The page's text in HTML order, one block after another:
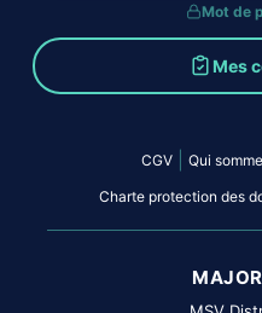
Mot de
Mes
CGV Qui
Charte protection des